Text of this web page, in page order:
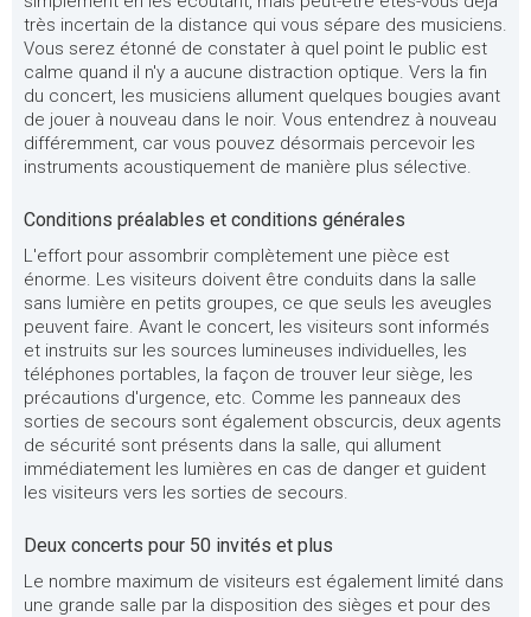
très incertain de la distance qui vous sépare des musiciens.
Vous serez étonné de constater à quel point le public est
calme quand il n'y a aucune distraction optique. Vers la fin
du concert, les musiciens allument quelques bougies avant
de jouer à nouveau dans le noir. Vous entendrez à nouveau
différemment, car vous pouvez désormais percevoir les
instruments acoustiquement de manière plus sélective.
Conditions préalables et conditions générales
L'effort pour assombrir complètement une pièce est
énorme. Les visiteurs doivent être conduits dans la salle
sans lumière en petits groupes, ce que seuls les aveugles
peuvent faire. Avant le concert, les visiteurs sont informés
et instruits sur les sources lumineuses individuelles, les
téléphones portables, la façon de trouver leur siège, les
précautions d'urgence, etc. Comme les panneaux des
sorties de secours sont également obscurcis, deux agents
de sécurité sont présents dans la salle, qui allument
immédiatement les lumières en cas de danger et guident
les visiteurs vers les sorties de secours.
Deux concerts pour 50 invités et plus
Le nombre maximum de visiteurs est également limité dans
une grande salle par la disposition des sièges et pour des